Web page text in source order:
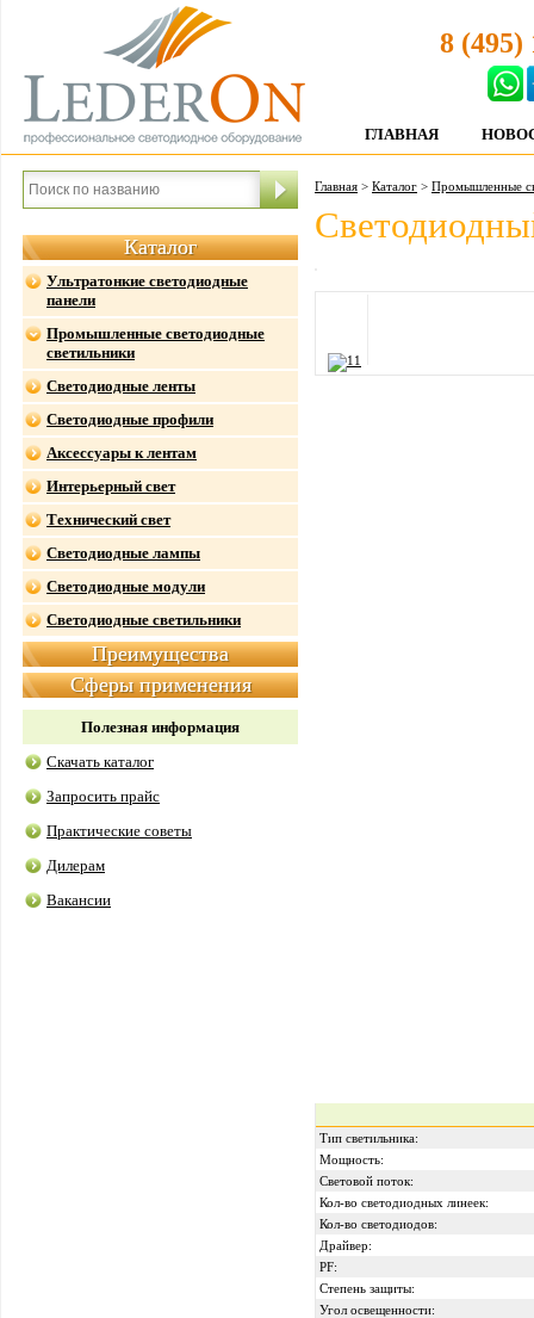
8 (495)
ГЛАВНАЯ
Каталог
Ультратонкие светодиодные
панели
Промышленные светодиодные
светильники
Светодиодные ленты
Светодиодные профили
Аксессуары к лентам
Интерьерный свет
Технический свет
Светодиодные лампы
Светодиодные модули
Светодиодные светильники
Преимущества
Сферы применения
Полезная информация
Скачать каталог
Запросить прайс
Практические советы
Дилерам
Вакансии
Главная > Каталог > Промышленные
Тип светильника:
Мощность:
Световой поток:
Кол-во светодиодных линеек:
Кол-во светодиодов:
Драйвер:
PF:
Степень защиты:
Угол освещенности: